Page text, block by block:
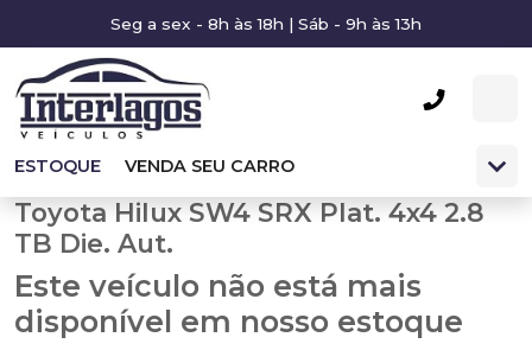
Seg a sex - 8h às 18h | Sáb - 9h às 13h
ESTOQUE VENDA SEU CARRO
Toyota Hilux SW4 SRX Plat. 4x4 2.8
TB Die. Aut.
Este veículo não está mais
disponível em nosso estoque